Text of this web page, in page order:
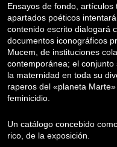
Ensayos de fondo,
apartados poéticos
contenido escrito dialogará
documentos iconográficos
Mucem, de instituciones
contemporánea; el
la maternidad en toda su
raperos del «planeta
feminicidio.
Un catálogo concebido
rico, de la exposición.